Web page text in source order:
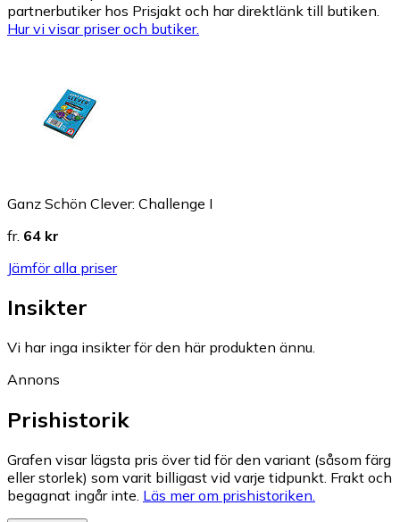
partnerbutiker hos Prisjakt och har direktlänk till butiken.
Hur vi visar priser och butiker.
Ganz Schön Clever: Challenge I
fr. 64 kr
Jämför alla priser
Insikter
Vi har inga insikter för den här produkten ännu.
Annons
Prishistorik
Grafen visar lägsta pris över tid för den variant (såsom färg
eller storlek) som varit billigast vid varje tidpunkt. Frakt och
begagnat ingår inte. Läs mer om prishistoriken.